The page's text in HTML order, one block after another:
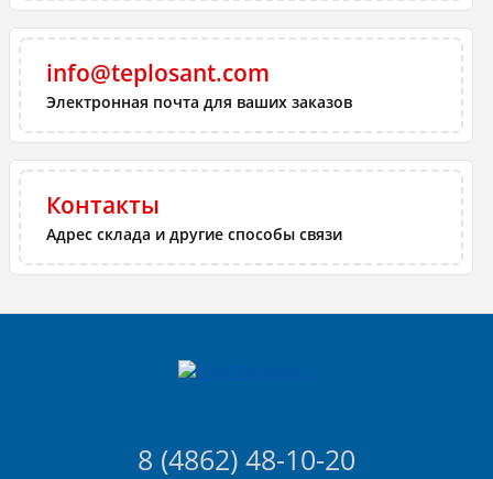
info@teplosant.com
Электронная почта для ваших заказов
Контакты
Адрес склада и другие способы связи
8 (4862) 48-10-20